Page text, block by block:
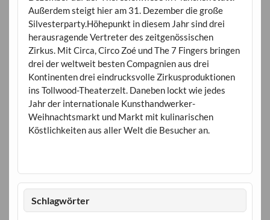
Außerdem steigt hier am 31. Dezember die große
Silvesterparty.Höhepunkt in diesem Jahr sind drei
herausragende Vertreter des zeitgenössischen
Zirkus. Mit Circa, Circo Zoé und The 7 Fingers bringen
drei der weltweit besten Compagnien aus drei
Kontinenten drei eindrucksvolle Zirkusproduktionen
ins Tollwood-Theaterzelt. Daneben lockt wie jedes
Jahr der internationale Kunsthandwerker-
Weihnachtsmarkt und Markt mit kulinarischen
Köstlichkeiten aus aller Welt die Besucher an.
Schlagwörter